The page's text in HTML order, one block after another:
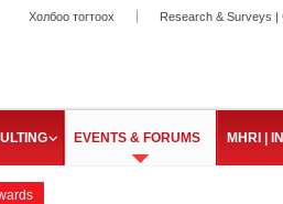
Холбоо тогтоох Research & Surveys |
EVENTS & FORUMS MHRI |